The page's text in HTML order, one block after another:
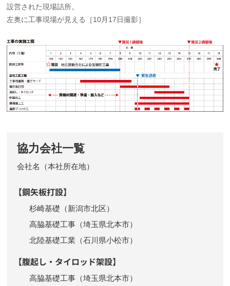
設営された現場詰所。
左奥に工事現場が見える［10月17日撮影］
協力会社一覧
会社名（本社所在地）
【鋼矢板打設】
杉崎基礎（新潟市北区）
高脇基礎工事（埼玉県北本市）
北陸基礎工業（石川県小松市）
【腹起し・タイロッド架設】
高脇基礎工事（埼玉県北本市）